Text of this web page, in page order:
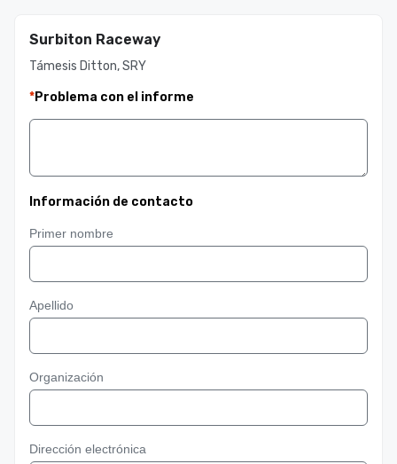
Surbiton Raceway
Támesis Ditton, SRY
*Problema con el informe
Información de contacto
Primer nombre
Apellido
Organización
Dirección electrónica